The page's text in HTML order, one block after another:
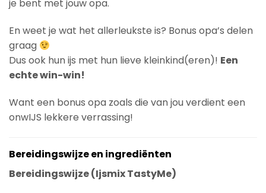
je bent met jouw opa.
En weet je wat het allerleukste is? Bonus opa’s delen
graag
Dus ook hun ijs met hun lieve kleinkind(eren)! Een
echte win-win!
Want een bonus opa zoals die van jou verdient een
onwIJS lekkere verrassing!
Bereidingswijze en ingrediënten
Bereidingswijze (Ijsmix TastyMe)